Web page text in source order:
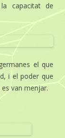
capacitat de
el que
i el poder que
van menjar.